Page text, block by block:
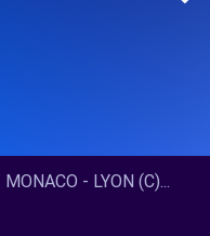
- LYON (C)...